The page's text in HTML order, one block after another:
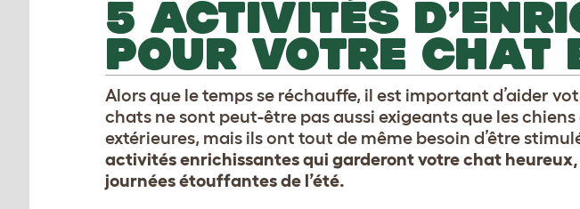
5 ACTIVITÉS
POUR VOTRE CHAT
Alors que le temps se réchauffe, il est important d’aider
chats ne sont peut-être pas aussi exigeants que les
extérieures, mais ils ont tout de même besoin d’être
activités enrichissantes qui garderont votre chat
journées étouffantes de l’été.